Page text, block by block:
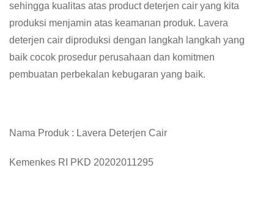
sehingga kualitas atas product deterjen cair yang kita
produksi menjamin atas keamanan produk. Lavera
deterjen cair diproduksi dengan langkah langkah yang
baik cocok prosedur perusahaan dan komitmen
pembuatan perbekalan kebugaran yang baik.
Nama Produk : Lavera Deterjen Cair
Kemenkes RI PKD 20202011295